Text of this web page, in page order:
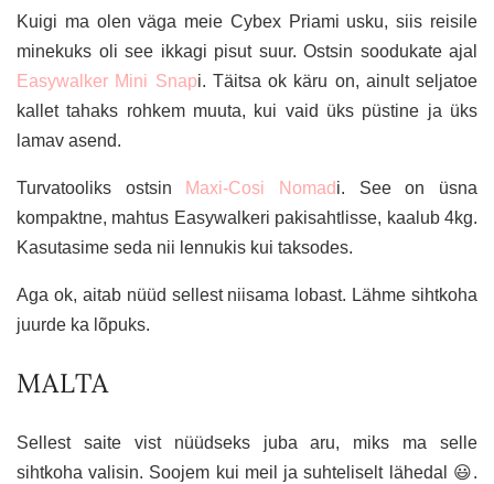
Kuigi ma olen väga meie Cybex Priami usku, siis reisile
minekuks oli see ikkagi pisut suur. Ostsin soodukate ajal
Easywalker Mini Snapi. Täitsa ok käru on, ainult seljatoe
kallet tahaks rohkem muuta, kui vaid üks püstine ja üks
lamav asend.
Turvatooliks ostsin Maxi-Cosi Nomadi. See on üsna
kompaktne, mahtus Easywalkeri pakisahtlisse, kaalub 4kg.
Kasutasime seda nii lennukis kui taksodes.
Aga ok, aitab nüüd sellest niisama lobast. Lähme sihtkoha
juurde ka lõpuks.
MALTA
Sellest saite vist nüüdseks juba aru, miks ma selle
sihtkoha valisin. Soojem kui meil ja suhteliselt lähedal 😃.